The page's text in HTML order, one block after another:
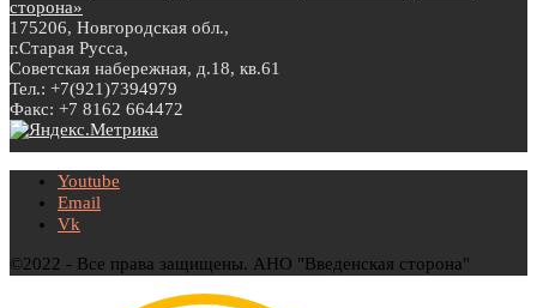
сторона»
175206, Новгородская обл.,
г.Старая Русса,
Советская набережная, д.18, кв.61
Тел.: +7(921)7394979
Факс: +7 8162 664472
Youtube
Email
Vk
©2022 - Все права защищены. АНО "Введенская сторона"